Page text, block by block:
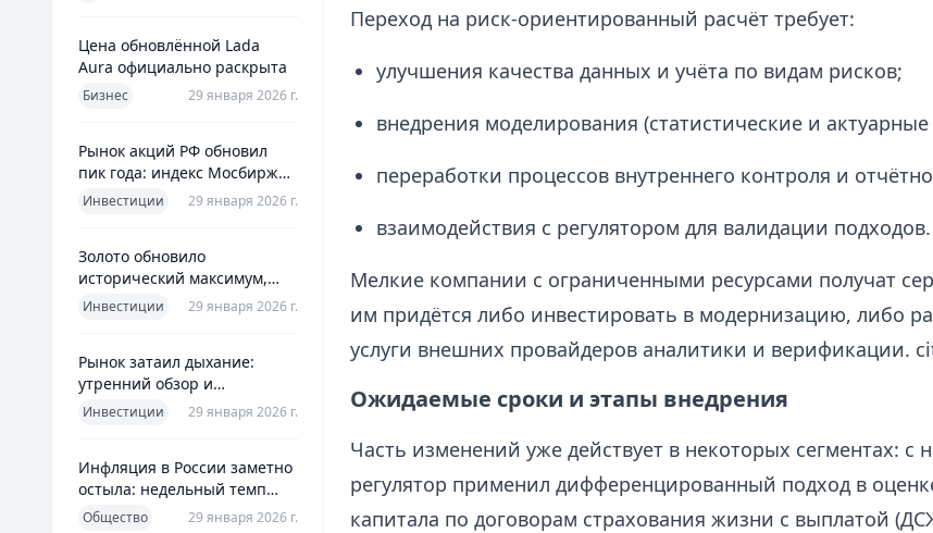
Цена обновлённой Lada
Aura официально раскрыта
Бизнес 29 января 2026 г.
Рынок акций РФ обновил
пик года: индекс Мосбиржи
на новом максимуме 2026-го
Инвестиции 29 января 2026 г.
Золото обновило
исторический максимум,
превысив планку в $5600 за
Инвестиции 29 января 2026 г.
Рынок затаил дыхание:
утренний обзор и
ориентиры для инвесторов
Инвестиции 29 января 2026 г.
Инфляция в России заметно
остыла: недельный темп
упал более чем вдвое
Общество 29 января 2026 г.
Переход на риск-ориентированный расчёт требует:
улучшения качества данных и учёта по видам рисков;
внедрения моделирования (статистические и
переработки процессов внутреннего контроля и
взаимодействия с регулятором для валидации подходов.
Мелкие компании с ограниченными ресурсами получат
им придётся либо инвестировать в модернизацию, либо
услуги внешних провайдеров аналитики и верификации.
Ожидаемые сроки и этапы внедрения
Часть изменений уже действует в некоторых сегментах: с
регулятор применил дифференцированный подход в
капитала по договорам страхования жизни с выплатой